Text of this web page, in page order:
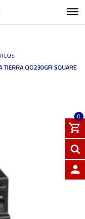
0
TIERRA QO230GFI SQUARE